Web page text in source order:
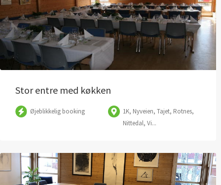
Stor entre med køkken
Øjeblikkelig booking
1K, Nyveien, Tajet, Rotnes,
Nittedal, Vi...